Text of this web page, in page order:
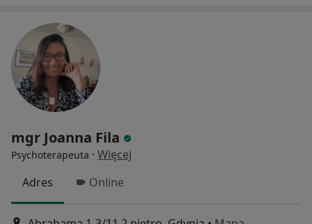
mgr Joanna Fila
Psychoterapeuta · Więcej
Adres
Online